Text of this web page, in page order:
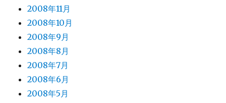
2008年11月
2008年10月
2008年9月
2008年8月
2008年7月
2008年6月
2008年5月